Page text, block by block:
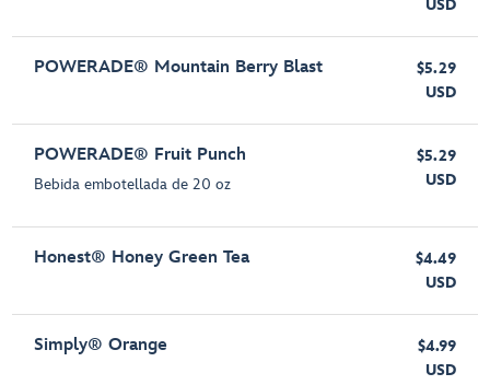
USD
POWERADE® Mountain Berry Blast
$5.29
USD
POWERADE® Fruit Punch
Bebida embotellada de 20 oz
$5.29
USD
Honest® Honey Green Tea
$4.49
USD
Simply® Orange
$4.99
USD